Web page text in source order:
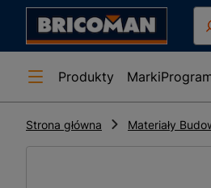
Produkty Marki
Strona główna Materiały